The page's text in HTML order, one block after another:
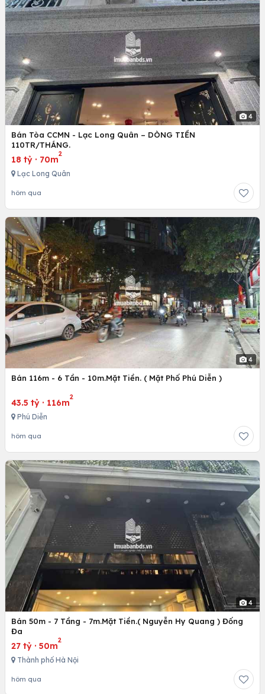
4
Bán Tòa CCMN - Lạc Long Quân – DÒNG TIỀN
110TR/THÁNG.
18 tỷ · 70m
2
Lạc Long Quân
hôm qua
4
Bán 116m - 6 Tần - 10m.Mặt Tiền. ( Mặt Phố Phú Diễn )
43.5 tỷ · 116m
2
Phú Diễn
hôm qua
4
Bán 50m - 7 Tầng - 7m.Mặt Tiền.( Nguyễn Hy Quang ) Đống
Đa
27 tỷ · 50m
2
Thành phố Hà Nội
hôm qua